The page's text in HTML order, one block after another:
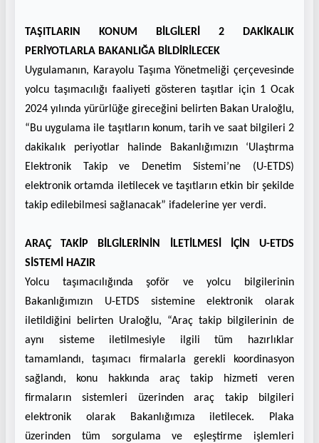
TAŞITLARIN KONUM BİLGİLERİ 2 DAKİKALIK
PERİYOTLARLA BAKANLIĞA BİLDİRİLECEK
Uygulamanın, Karayolu Taşıma Yönetmeliği çerçevesinde
yolcu taşımacılığı faaliyeti gösteren taşıtlar için 1 Ocak
2024 yılında yürürlüğe gireceğini belirten Bakan Uraloğlu,
“Bu uygulama ile taşıtların konum, tarih ve saat bilgileri 2
dakikalık periyotlar halinde Bakanlığımızın ‘Ulaştırma
Elektronik Takip ve Denetim Sistemi’ne (U-ETDS)
elektronik ortamda iletilecek ve taşıtların etkin bir şekilde
takip edilebilmesi sağlanacak” ifadelerine yer verdi.
ARAÇ TAKİP BİLGİLERİNİN İLETİLMESİ İÇİN U-ETDS
SİSTEMİ HAZIR
Yolcu taşımacılığında şoför ve yolcu bilgilerinin
Bakanlığımızın U-ETDS sistemine elektronik olarak
iletildiğini belirten Uraloğlu, “Araç takip bilgilerinin de
aynı sisteme iletilmesiyle ilgili tüm hazırlıklar
tamamlandı, taşımacı firmalarla gerekli koordinasyon
sağlandı, konu hakkında araç takip hizmeti veren
firmaların sistemleri üzerinden araç takip bilgileri
elektronik olarak Bakanlığımıza iletilecek. Plaka
üzerinden tüm sorgulama ve eşleştirme işlemleri